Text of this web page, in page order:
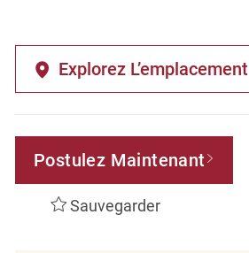
Explorez L’emplacement
Postulez Maintenant
Sauvegarder